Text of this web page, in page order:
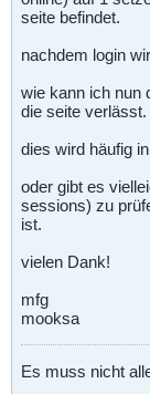
seite befindet.
nachdem login
wie kann ich nun
die seite verlässt.
dies wird häufig
oder gibt es
sessions) zu
ist.
vielen Dank!
mfg
mooksa
Es muss nicht